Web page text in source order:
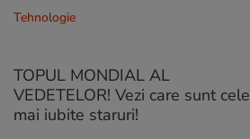
Tehnologie
TOPUL MONDIAL AL
VEDETELOR! Vezi care sunt cele
mai iubite staruri!